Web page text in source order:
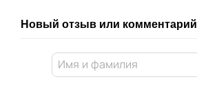
Новый отзыв или комментарий